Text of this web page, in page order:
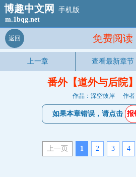
博趣中文网
手机版
m.1bqg.net
免费阅读
返回
上一章 查看最新章节
番外【道外与后院
作品：深空彼岸 作
如果本章错误，请点击 报
上一页 1 2 3 4